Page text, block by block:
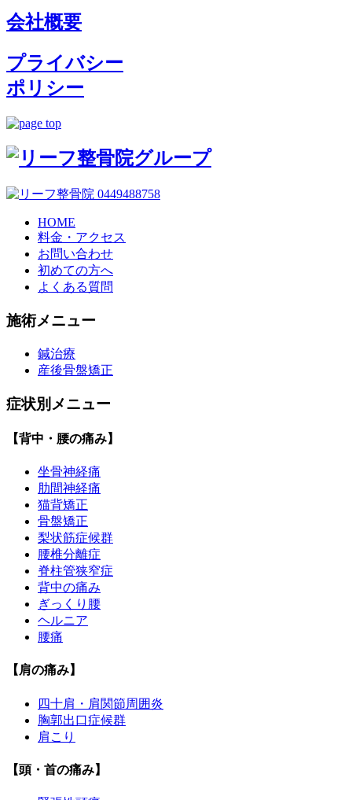
会社概要
プライバシー
ポリシー
HOME
料金・アクセス
お問い合わせ
初めての方へ
よくある質問
施術メニュー
鍼治療
産後骨盤矯正
症状別メニュー
【背中・腰の痛み】
坐骨神経痛
肋間神経痛
猫背矯正
骨盤矯正
梨状筋症候群
腰椎分離症
脊柱管狭窄症
背中の痛み
ぎっくり腰
ヘルニア
腰痛
【肩の痛み】
四十肩・肩関節周囲炎
胸郭出口症候群
肩こり
【頭・首の痛み】